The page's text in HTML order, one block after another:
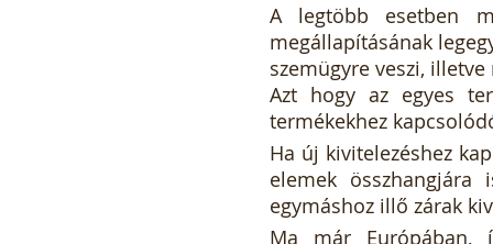
A legtöbb esetben
megállapításának
szemügyre veszi,
Azt hogy az egyes
termékekhez
Ha új kivitelezéshez
elemek
egymáshoz illő zárak
Ma már Európában,